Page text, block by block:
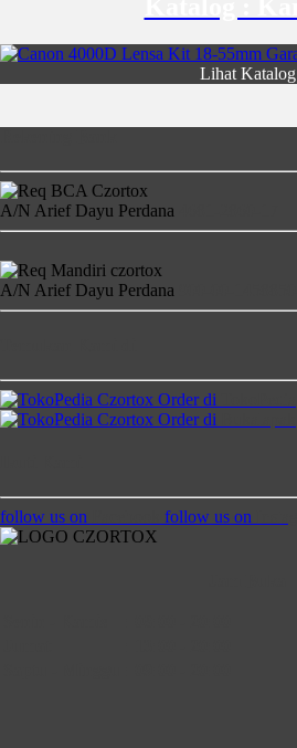
Lihat Katalog
A/N Arief Dayu Perdana
A/N Arief Dayu Perdana
Order di
Order di
follow us on follow us on